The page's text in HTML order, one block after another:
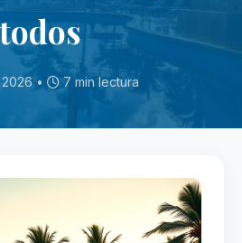
• 7 min lectura